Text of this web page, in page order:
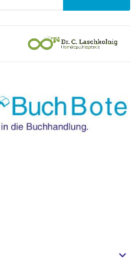
keyboard_arrow_down